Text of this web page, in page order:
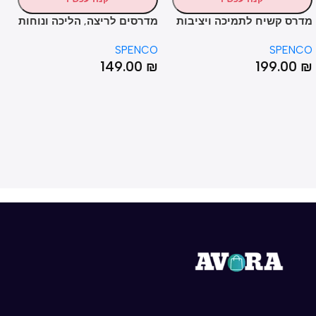
קשיח לתמיכה ויציבות
SUPPORT®
199.00
מדרסים לריצה, הליכה ונוחות
POLYSORB®
WALKER/RUNNER
SPENCO
149.00